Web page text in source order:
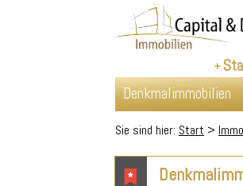
Denkmalimmobilien
Sie sind hier: Start >